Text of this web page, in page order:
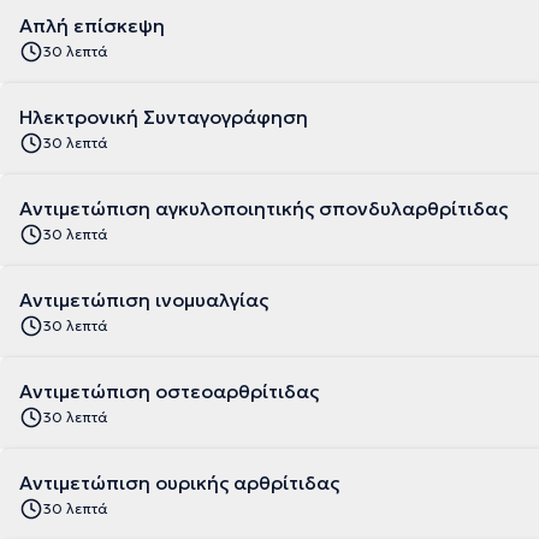
Απλή επίσκεψη
30 λεπτά
Ηλεκτρονική Συνταγογράφηση
30 λεπτά
Αντιμετώπιση αγκυλοποιητικής σπονδυλαρθρίτιδας
30 λεπτά
Αντιμετώπιση ινομυαλγίας
30 λεπτά
Αντιμετώπιση οστεοαρθρίτιδας
30 λεπτά
Αντιμετώπιση ουρικής αρθρίτιδας
30 λεπτά